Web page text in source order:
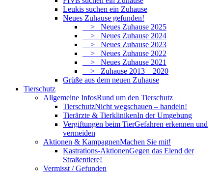
Leukis suchen ein Zuhause
Neues Zuhause gefunden!
> Neues Zuhause 2025
> Neues Zuhause 2024
> Neues Zuhause 2023
> Neues Zuhause 2022
> Neues Zuhause 2021
> Zuhause 2013 – 2020
Grüße aus dem neuen Zuhause
Tierschutz
Allgemeine InfosRund um den Tierschutz
TierschutzNicht wegschauen – handeln!
Tierärzte & TierklinikenIn der Umgebung
Vergiftungen beim TierGefahren erkennen und
vermeiden
Aktionen & KampagnenMachen Sie mit!
Kastrations-AktionenGegen das Elend der
Straßentiere!
Vermisst / Gefunden